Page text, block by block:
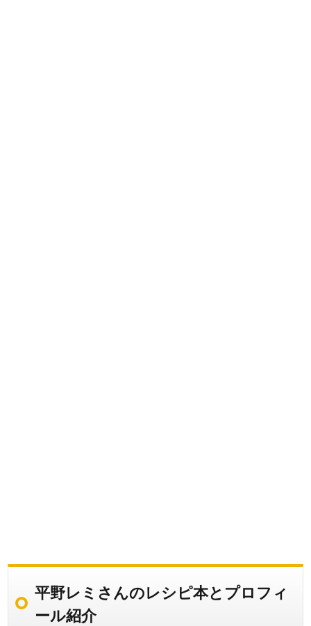
平野レミさんのレシピ本とプロフィ
ール紹介